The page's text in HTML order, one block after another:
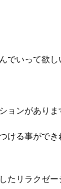
でいって欲し
ョンがありま
ける事がで
たリラクゼ